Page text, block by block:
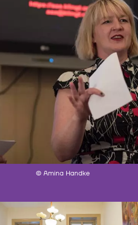
© Amina Handke